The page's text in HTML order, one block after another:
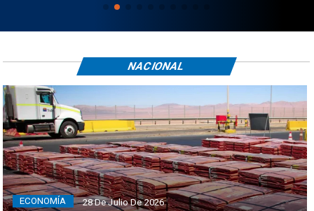
ECONOMÍA 28 De Julio De 2026
NACIONAL